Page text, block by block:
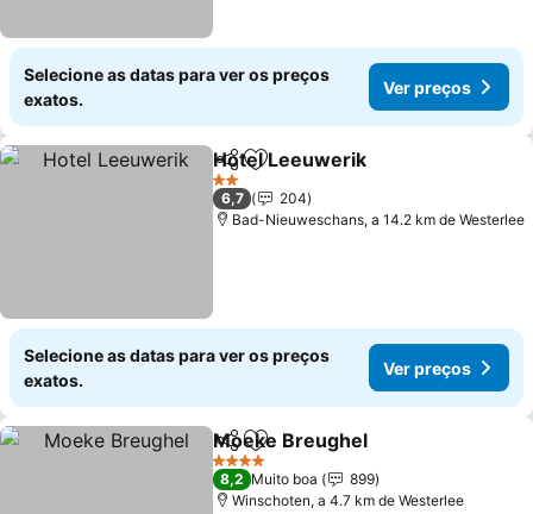
Selecione as datas para ver os preços
exatos.
Ver preços
PartilharAdicionar aos favoritos
Hotel Leeuwerik
2 Estrelas
6,7
204
Bad-Nieuweschans, a 14.2 km de Westerlee
Selecione as datas para ver os preços
exatos.
Ver preços
PartilharAdicionar aos favoritos
Moeke Breughel
4 Estrelas
8,2 Muito boa
899
Winschoten, a 4.7 km de Westerlee